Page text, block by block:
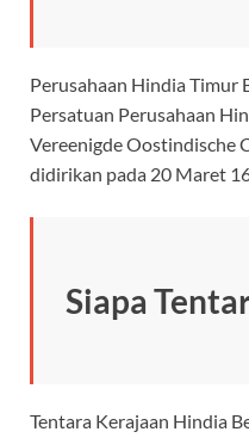
Perusahaan Hindia Timur
Persatuan Perusahaan
Vereenigde Oostindische
didirikan pada 20 Maret
Siapa
Tentara Kerajaan Hindia